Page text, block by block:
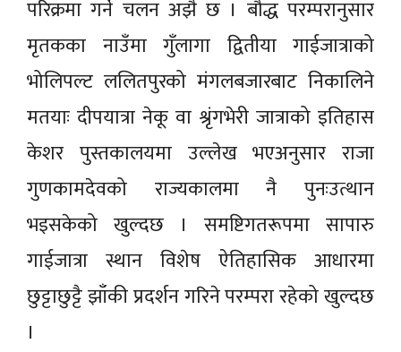
परिक्रमा गर्ने चलन अझै छ । बौद्ध परम्परानुसार
मृतकका नाउँमा गुँलागा द्वितीया गाईजात्राको
भोलिपल्ट ललितपुरको मंगलबजारबाट निकालिने
मतयाः दीपयात्रा नेकू वा श्रृंगभेरी जात्राको इतिहास
केशर पुस्तकालयमा उल्लेख भएअनुसार राजा
गुणकामदेवको राज्यकालमा नै पुनःउत्थान
भइसकेको खुल्दछ । समष्टिगतरूपमा सापारु
गाईजात्रा स्थान विशेष ऐतिहासिक आधारमा
छुट्टाछुट्टै झाँकी प्रदर्शन गरिने परम्परा रहेको खुल्दछ
।